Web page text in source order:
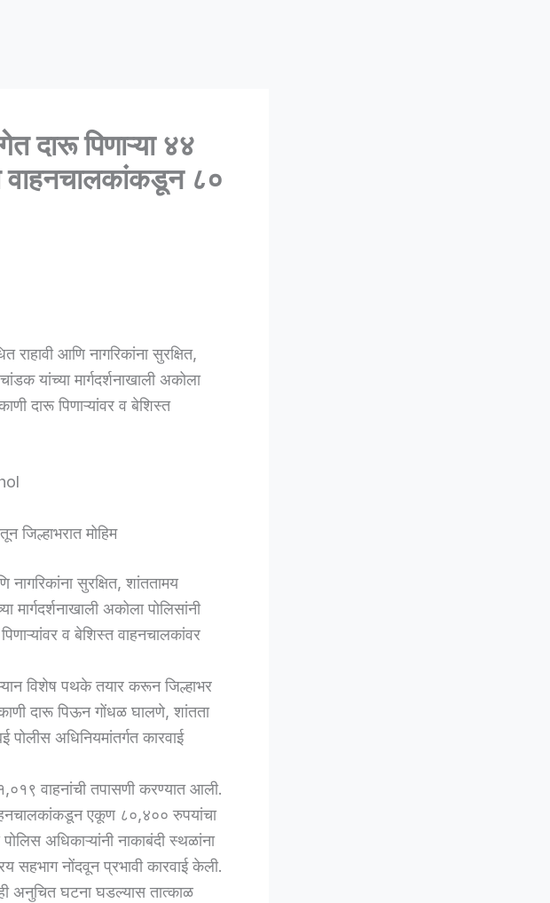
पिणाऱ्या ४४
वाहनचालकांकडून ८०
आणि नागरिकांना सुरक्षित,
यांच्या मार्गदर्शनाखाली अकोला
दारू पिणाऱ्यांवर व बेशिस्त
जिल्हाभरात मोहिम
नागरिकांना सुरक्षित, शांततामय
मार्गदर्शनाखाली अकोला पोलिसांनी
व बेशिस्त वाहनचालकांवर
विशेष पथके तयार करून जिल्हाभर
दारू पिऊन गोंधळ घालणे, शांतता
अधिनियमांतर्गत कारवाई
वाहनांची तपासणी करण्यात आली.
एकूण ८०,४०० रुपयांचा
अधिकाऱ्यांनी नाकाबंदी स्थळांना
सहभाग नोंदवून प्रभावी कारवाई केली.
अनुचित घटना घडल्यास तात्काळ